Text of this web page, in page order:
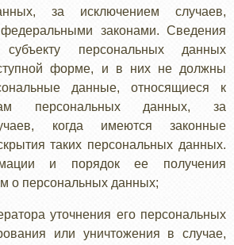
за исключением случаев,
законами. Сведения
субъекту персональных данных
форме, и в них не должны
данные, относящиеся к
персональных данных, за
когда имеются законные
таких персональных данных.
и порядок ее получения
о персональных данных;
уточнения его персональных
или уничтожения в случае,